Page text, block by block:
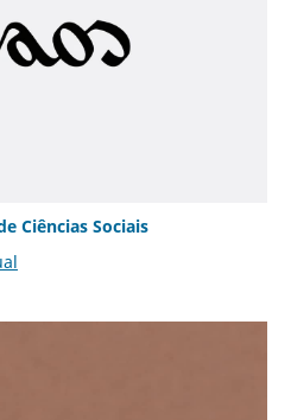
Ciências Sociais